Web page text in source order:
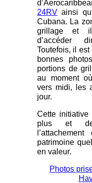
24RV ainsi
Cubana. La
grillage et
d’accéder
Toutefois, il
bonnes
portions de
au moment
vers midi, les
jour.
Cette
plus et de
patrimoine
en valeur.
Photos